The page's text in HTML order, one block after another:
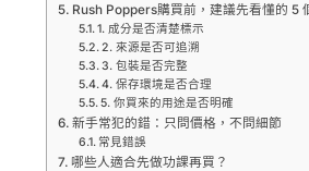
Rush Poppers購買前，建議先看懂的 5
1. 成分是否清楚標示
2. 來源是否可追溯
3. 包裝是否完整
4. 保存環境是否合理
5. 你買來的用途是否明確
新手常犯的錯：只問價格，不問細節
常見錯誤
哪些人適合先做功課再買？